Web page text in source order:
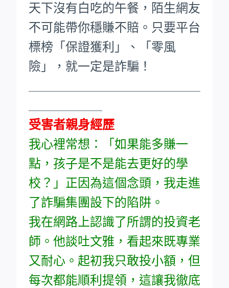
天下沒有白吃的午餐，陌生網友
不可能帶你穩賺不賠。只要平台
標榜「保證獲利」、「零風
險」，就一定是詐騙！
受害者親身經歷
我心裡常想：「如果能多賺一
點，孩子是不是能去更好的學
校？」正因為這個念頭，我走進
了詐騙集團設下的陷阱。
我在網路上認識了所謂的投資老
師。他談吐文雅，看起來既專業
又耐心。起初我只敢投小額，但
每次都能順利提領，這讓我徹底